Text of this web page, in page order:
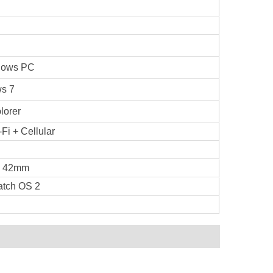
PC
7
+ Cellular
42mm
OS 2